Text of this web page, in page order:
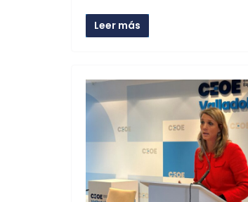
Leer más